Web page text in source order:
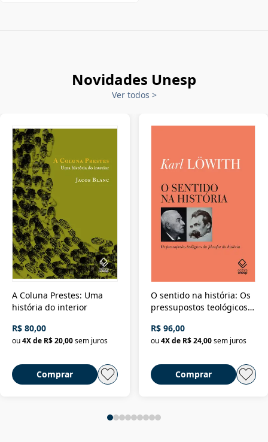
Novidades Unesp
Ver todos >
A Coluna Prestes: Uma
história do interior
R$ 80,00
ou4X de R$ 20,00sem juros
Comprar
O sentido na história: Os
pressupostos teológicos
R$ 96,00
ou 4X de R$ 24,00 sem juros
Comprar